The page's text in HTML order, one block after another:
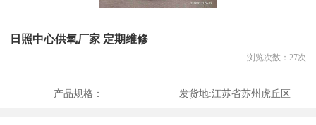
日照中心供氧厂家 定期维修
浏览次数： 27次
产品规格： 发货地:江苏省苏州虎丘区